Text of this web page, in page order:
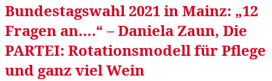
Bundestagswahl 2021 in Mainz: „12
Fragen an….“ – Daniela Zaun, Die
PARTEI: Rotationsmodell für Pflege
und ganz viel Wein